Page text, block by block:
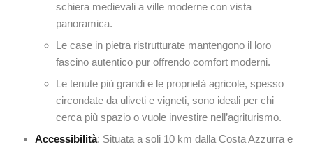
schiera medievali a ville moderne con vista
panoramica.
Le case in pietra ristrutturate mantengono il loro
fascino autentico pur offrendo comfort moderni.
Le tenute più grandi e le proprietà agricole, spesso
circondate da uliveti e vigneti, sono ideali per chi
cerca più spazio o vuole investire nell’agriturismo.
Accessibilità: Situata a soli 10 km dalla Costa Azzurra e